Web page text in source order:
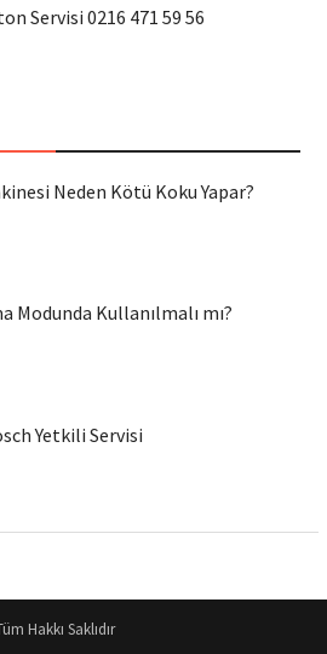
Servisi 0216 471 59 56
Neden Kötü Koku Yapar?
Modunda Kullanılmalı mı?
Yetkili Servisi
Hakkı Saklıdır